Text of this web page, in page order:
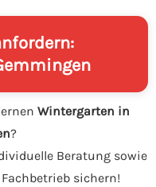
Wintergarten in
?
Beratung sowie
sichern!